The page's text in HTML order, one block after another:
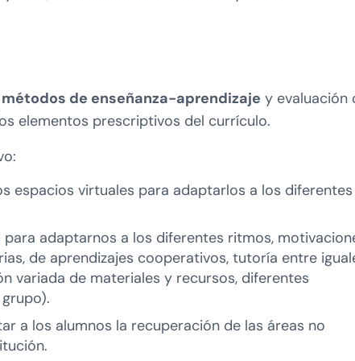
de enseñanza-aprendizaje y evaluación
elementos prescriptivos del currículo.
espacios virtuales para adaptarlos a los diferentes
para adaptarnos a los diferentes ritmos,
de aprendizajes cooperativos, tutoría entre
variada de materiales y recursos, diferentes
a los alumnos la recuperación de las áreas no